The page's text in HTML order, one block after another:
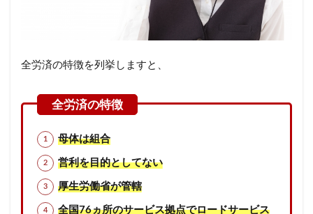
全労済の特徴を列挙しますと、
母体は組合
営利を目的としてない
厚生労働省が管轄
全国76ヵ所のサービス拠点でロードサービス